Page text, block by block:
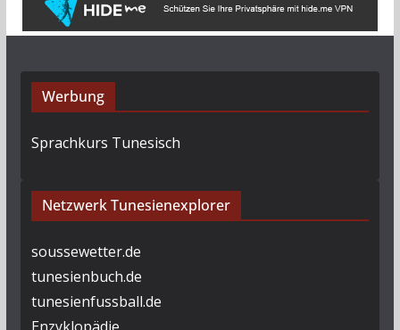
Werbung
Sprachkurs Tunesisch
Netzwerk Tunesienexplorer
soussewetter.de
tunesienbuch.de
tunesienfussball.de